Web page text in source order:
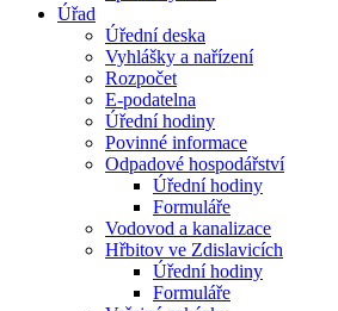
Úřad
Úřední deska
Vyhlášky a nařízení
Rozpočet
E-podatelna
Úřední hodiny
Povinné informace
Odpadové hospodářství
Úřední hodiny
Formuláře
Vodovod a kanalizace
Hřbitov ve Zdislavicích
Úřední hodiny
Formuláře